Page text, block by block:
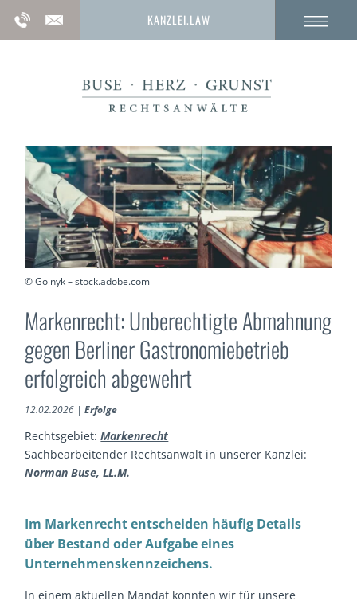
KANZLEI.LAW
© Goinyk – stock.adobe.com
Markenrecht: Unberechtigte Abmahnung
gegen Berliner Gastronomiebetrieb
erfolgreich abgewehrt
12.02.2026 |Erfolge
Rechtsgebiet:Markenrecht
Sachbearbeitender Rechtsanwalt in unserer Kanzlei:
Norman Buse, LL.M.
Im Markenrecht entscheiden häufig Details
über Bestand oder Aufgabe eines
Unternehmenskennzeichens.
In einem aktuellen Mandat konnten wir für unsere